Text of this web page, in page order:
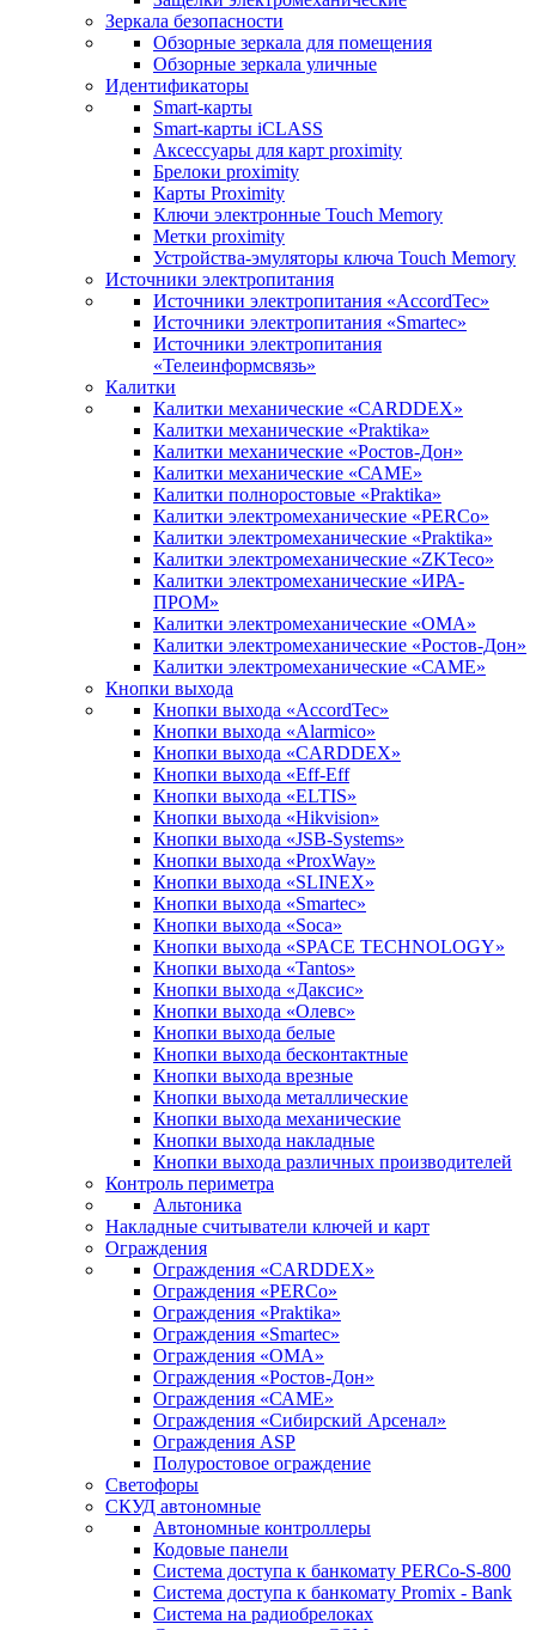
Зеркала безопасности
Обзорные зеркала для помещения
Обзорные зеркала уличные
Идентификаторы
Smart-карты
Smart-карты iCLASS
Аксессуары для карт proximitу
Брелоки proximity
Карты Proximity
Ключи электронные Touch Memory
Метки proximity
Устройства-эмуляторы ключа Touch Memory
Источники электропитания
Источники электропитания «AccordTec»
Источники электропитания «Smartec»
Источники электропитания
«Телеинформсвязь»
Калитки
Калитки механические «CARDDEX»
Калитки механические «Praktika»
Калитки механические «Ростов-Дон»
Калитки механические «САМЕ»
Калитки полноростовые «Praktika»
Калитки электромеханические «PERCo»
Калитки электромеханические «Praktika»
Калитки электромеханические «ZKTeco»
Калитки электромеханические «ИРА-
ПРОМ»
Калитки электромеханические «ОМА»
Калитки электромеханические «Ростов-Дон»
Калитки электромеханические «САМЕ»
Кнопки выхода
Кнопки выхода «AccordTec»
Кнопки выхода «Alarmico»
Кнопки выхода «CARDDEX»
Кнопки выхода «Eff-Eff
Кнопки выхода «ELTIS»
Кнопки выхода «Hikvision»
Кнопки выхода «JSB-Systems»
Кнопки выхода «ProxWay»
Кнопки выхода «SLINEX»
Кнопки выхода «Smartec»
Кнопки выхода «Soca»
Кнопки выхода «SPACE TECHNOLOGY»
Кнопки выхода «Tantos»
Кнопки выхода «Даксис»
Кнопки выхода «Олевс»
Кнопки выхода белые
Кнопки выхода бесконтактные
Кнопки выхода врезные
Кнопки выхода металлические
Кнопки выхода механические
Кнопки выхода накладные
Кнопки выхода различных производителей
Контроль периметра
Альтоника
Накладные считыватели ключей и карт
Ограждения
Ограждения «CARDDEX»
Ограждения «PERCo»
Ограждения «Praktika»
Ограждения «Smartec»
Ограждения «ОМА»
Ограждения «Ростов-Дон»
Ограждения «САМЕ»
Ограждения «Сибирский Арсенал»
Ограждения ASP
Полуростовое ограждение
Светофоры
СКУД автономные
Автономные контроллеры
Кодовые панели
Система доступа к банкомату PERCo-S-800
Система доступа к банкомату Promix - Bank
Система на радиобрелоках